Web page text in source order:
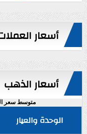
أسعار
أسعار الذهب
متوسط سعر
الوحدة والعيار